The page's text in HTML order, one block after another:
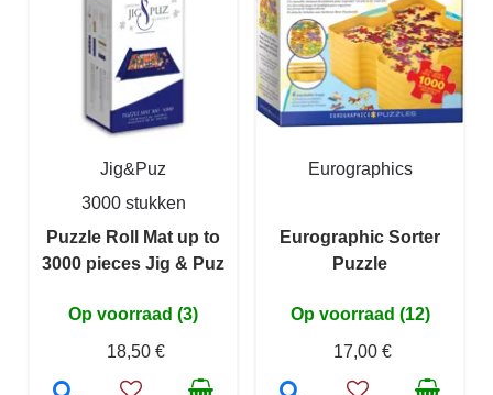
Jig&Puz
3000 stukken
Puzzle Roll Mat up to
3000 pieces Jig & Puz
Op voorraad (3)
18,50 €
Eurographics
Eurographic Sorter
Puzzle
Op voorraad (12)
17,00 €